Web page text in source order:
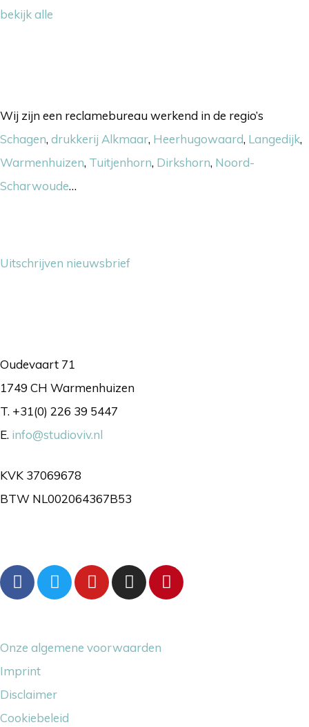
bekijk alle
Wij zijn een reclamebureau werkend in de regio’s
Schagen, drukkerij Alkmaar, Heerhugowaard, Langedijk,
Warmenhuizen, Tuitjenhorn, Dirkshorn, Noord-
Scharwoude…
Uitschrijven nieuwsbrief
Oudevaart 71
1749 CH Warmenhuizen
T. +31(0) 226 39 5447
E. info@studioviv.nl
KVK 37069678
BTW NL002064367B53
Onze algemene voorwaarden
Imprint
Disclaimer
Cookiebeleid